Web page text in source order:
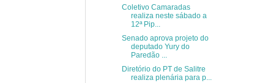
Coletivo Camaradas
realiza neste sábado a
12ª Pip...
Senado aprova projeto do
deputado Yury do
Paredão ...
Diretório do PT de Salitre
realiza plenária para p...